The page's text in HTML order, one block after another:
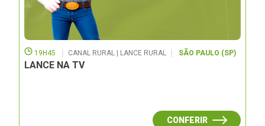
19H45 CANAL RURAL | LANCE RURAL SÃO PAULO (SP)
LANCE NA TV
CONFERIR